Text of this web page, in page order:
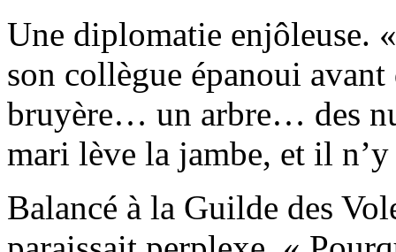
Une diplomatie enjôleuse.
son collègue épanoui
bruyère… un arbre… des
mari lève la jambe, et il
Balancé à la Guilde des